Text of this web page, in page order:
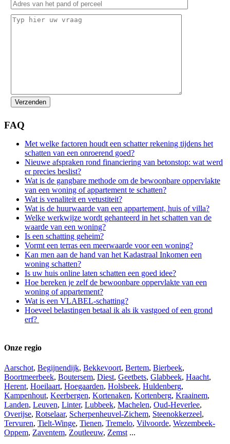
FAQ
Met welke factoren houdt een schatter rekening tijdens het
schatten van een onroerend goed?
Nieuwe afspraken rond financiering van betonstop: wat werd
er precies beslist?
Wat is de gangbare methode om de bewoonbare oppervlakte
van een woning of appartement te schatten?
Wat is venaliteit en vetustiteit?
Wat is de huurwaarde van een appartement, huis of villa?
Welke werkwijze wordt gehanteerd in het schatten van de
waarde van een woning?
Is een schatting geheim?
Vormt een terras een meerwaarde voor een woning?
Kan men aan de hand van het Kadastraal Inkomen een
woning schatten?
Is uw huis online laten schatten een goed idee?
Hoe bereken je zelf de bewoonbare oppervlakte van een
woning of appartement?
Wat is een VLABEL-schatting?
Hoeveel belastingen betaal ik als ik vastgoed of een grond
erf?
Onze regio
Aarschot, Begijnendijk, Bekkevoort, Bertem, Bierbeek,
Boortmeerbeek, Boutersem, Diest, Geetbets, Glabbeek, Haacht,
Herent, Hoeilaart, Hoegaarden, Holsbeek, Huldenberg,
Kampenhout, Keerbergen, Kortenaken, Kortenberg, Kraainem,
Landen, Leuven, Linter, Lubbeek, Machelen, Oud-Heverlee,
Overijse, Rotselaar, Scherpenheuvel-Zichem, Steenokkerzeel,
Tervuren, Tielt-Winge, Tienen, Tremelo, Vilvoorde, Wezembeek-
Oppem, Zaventem, Zoutleeuw, Zemst...
Menu